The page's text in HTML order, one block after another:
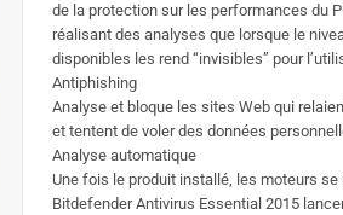
de la protection sur les performances du
réalisant des analyses que lorsque le
disponibles les rend “invisibles” pour
Antiphishing
Analyse et bloque les sites Web qui
et tentent de voler des données
Analyse automatique
Une fois le produit installé, les moteurs se
Bitdefender Antivirus Essential 2015